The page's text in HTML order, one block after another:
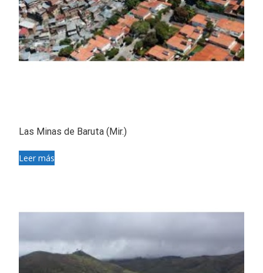
Las Minas de Baruta (Mir.)
Leer más